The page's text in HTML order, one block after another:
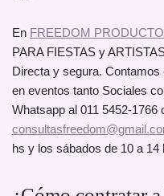
En FREEDOM
PARA FIESTAS y
Directa y segura.
en eventos tanto Sociales
Whatsapp al 011 5452-1766
hs y los sábados de 10 a 14